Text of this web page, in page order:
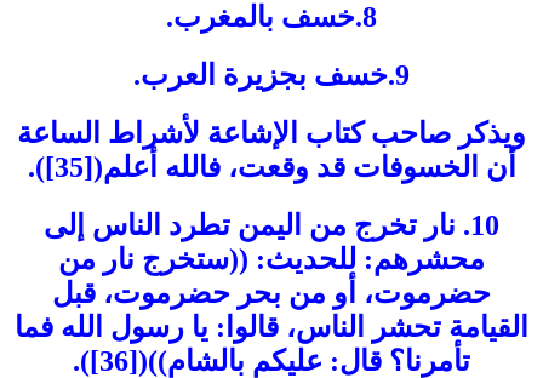
8.خسف بالمغرب.
9.خسف بجزيرة العرب.
ويذكر صاحب كتاب الإشاعة لأشراط الساعة
أن الخسوفات قد وقعت، فالله أعلم([35]).
10. نار تخرج من اليمن تطرد الناس إلى
محشرهم: للحديث: ((ستخرج نار من
حضرموت، أو من بحر حضرموت، قبل
القيامة تحشر الناس، قالوا: يا رسول الله فما
تأمرنا؟ قال: عليكم بالشام))([36]).